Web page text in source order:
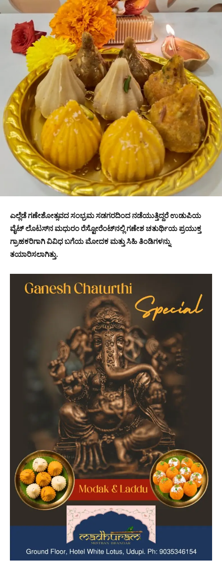
ಎಲ್ಲೆಡೆ ಗಣೇಶೋತ್ಸವದ ಸಂಭ್ರಮ ಸಡಗರದಿಂದ ನಡೆಯುತ್ತಿದ್ದರೆ ಉಡುಪಿಯ
ವೈಟ್ ಲೊಟಸ್‌ನ ಮಧುರಂ ರೆಸ್ಟೋರೆಂಟ್‌ನಲ್ಲಿ ಗಣೇಶ ಚತುರ್ಥಿಯ ಪ್ರಯುಕ್ತ
ಗ್ರಾಹಕರಿಗಾಗಿ ವಿವಿಧ ಬಗೆಯ ಮೋದಕ ಮತ್ತು ಸಿಹಿ ತಿಂಡಿಗಳನ್ನು
ತಯಾರಿಸಲಾಗಿತ್ತು.